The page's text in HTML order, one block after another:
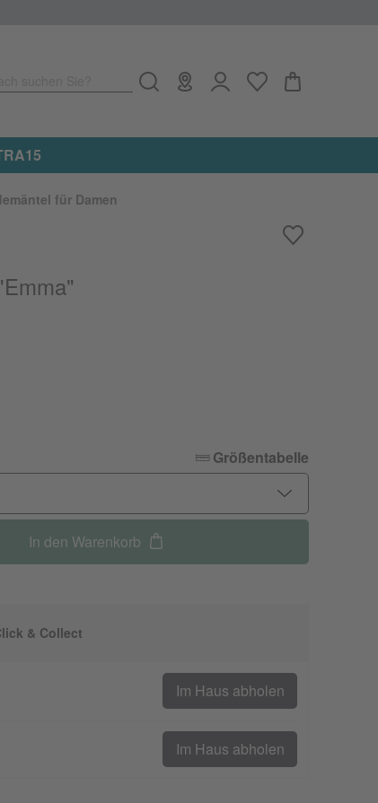
für Damen
Größentabelle
In den Warenkorb
& Collect
Im Haus abholen
Im Haus abholen